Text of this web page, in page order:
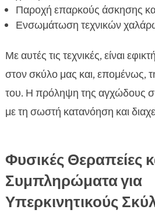
Παροχή επαρκούς άσκησης
Ενσωμάτωση τεχνικών
Με αυτές τις τεχνικές, είναι
στον σκύλο μας και, επομένως,
του. Η πρόληψη της αγχώδους
με τη σωστή κατανόηση και
Φυσικές Θεραπείες
Συμπληρώματα για
Υπερκινητικούς